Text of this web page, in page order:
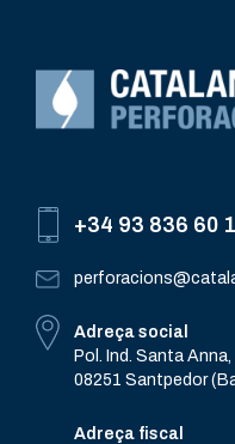
+34 93 836 60
Adreça social
Pol. Ind. Santa Anna,
08251 Santpedor
Adreça fiscal